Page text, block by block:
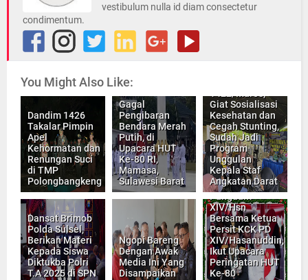
vestibulum nulla id diam consectetur
condimentum.
You Might Also Like:
Dandim 1426
Takalar Pimpin
Apel
Kehormatan dan
Renungan Suci
di TMP
Polongbangkeng
Gagal
Pengibaran
Bendara Merah
Putih, di
Upacara HUT
Ke-80 RI,
Mamasa,
Sulawesi Barat
Giat Sosialisasi
Kesehatan dan
Cegah Stunting,
Sudah Jadi
Program
Unggulan
Kepala Staf
Angkatan Darat
Dansat Brimob
Polda Sulsel,
Berikan Materi
Kepada Siswa
Diktukba Polri
T.A 2025 di SPN
Ngopi Bareng
Dengan Awak
Media Ini Yang
Disampaikan
XIV/Hsn
Bersama Ketua
Persit KCK PD
XIV/Hasanuddin,
Ikut Upacara
Peringatan HUT
Ke-80